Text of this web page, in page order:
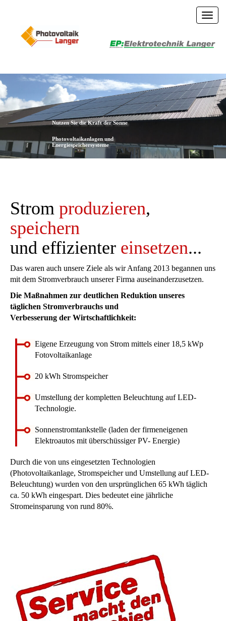
Nutzen Sie die Kraft der Sonne
Photovoltaikanlagen und
Energiespeichersysteme
Strom produzieren,
speichern
und effizienter einsetzen...
Das waren auch unsere Ziele als wir Anfang 2013 begannen uns
mit dem Stromverbrauch unserer Firma auseinanderzusetzen.
Die Maßnahmen zur deutlichen Reduktion unseres
täglichen Stromverbrauchs und
Verbesserung der Wirtschaftlichkeit:
Eigene Erzeugung von Strom mittels einer 18,5 kWp
Fotovoltaikanlage
20 kWh Stromspeicher
Umstellung der kompletten Beleuchtung auf LED-
Technologie.
Sonnenstromtankstelle (laden der firmeneigenen
Elektroautos mit überschüssiger PV- Energie)
Durch die von uns eingesetzten Technologien
(Photovoltaikanlage, Stromspeicher und Umstellung auf LED-
Beleuchtung) wurden von den ursprünglichen 65 kWh täglich
ca. 50 kWh eingespart. Dies bedeutet eine jährliche
Stromeinsparung von rund 80%.